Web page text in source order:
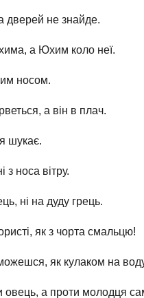
дверей не знайде.
а Юхим коло неї.
носом.
а він в плач.
шукає.
з носа вітру.
ні на дуду грець.
як з чорта смальцю!
як кулаком на
овець, а проти молодця